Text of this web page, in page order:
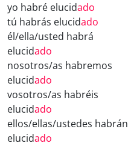
yo habré elucidado
tú habrás elucidado
él/ella/usted habrá
elucidado
nosotros/as habremos
elucidado
vosotros/as habréis
elucidado
ellos/ellas/ustedes habrán
elucidado